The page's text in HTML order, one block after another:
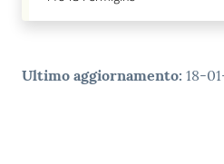
Ultimo aggiornamento: 18-